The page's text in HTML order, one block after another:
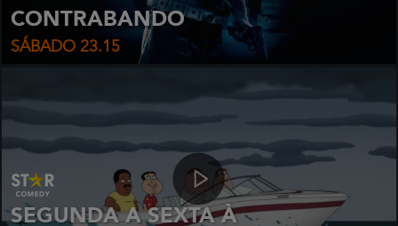
CONTRABANDO
SÁBADO 23.15
SEGUNDA A SEXTA À